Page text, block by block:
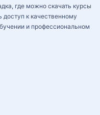
где можно скачать курсы
к качественному
и профессиональном